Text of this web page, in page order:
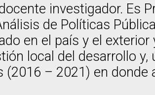
investigador. Es
de Políticas
en el país y el
local del desarrollo
(2016 – 2021) en